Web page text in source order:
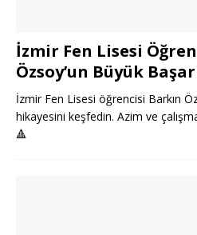
İzmir Fen Lisesi
Özsoy’un Büyük
İzmir Fen Lisesi öğrencisi Barkın
hikayesini keşfedin. Azim ve
🔺